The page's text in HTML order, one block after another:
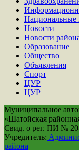
Национальные
Новости
Новости
Образование
Общество
Объявления
Спорт
ЦУР
ЦУР
Муниципальное
«Шатойская
Свид. о рег. ПИ № 20-
Учредитель:
района